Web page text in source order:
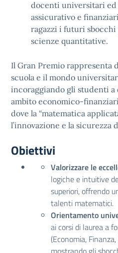
docenti universitari
assicurativo e
ragazzi i futuri sbocchi
scienze quantitative.
Il Gran Premio rappresenta
scuola e il mondo
incoraggiando gli studenti
ambito economico-
dove la “matematica
l’innovazione e la sicurezza
Obiettivi
Valorizzare le
logiche e intuitive
superiori, offrendo
talenti matematici.
Orientamento
ai corsi di laurea a
(Economia,